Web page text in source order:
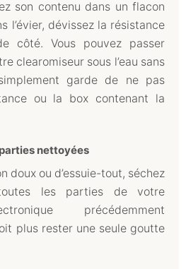
son contenu dans un flacon
l’évier, dévissez la résistance
côté. Vous pouvez passer
clearomiseur sous l’eau sans
garde de ne pas
ou la box contenant la
nettoyées
doux ou d’essuie-tout, séchez
toutes les parties de votre
précédemment
plus rester une seule goutte